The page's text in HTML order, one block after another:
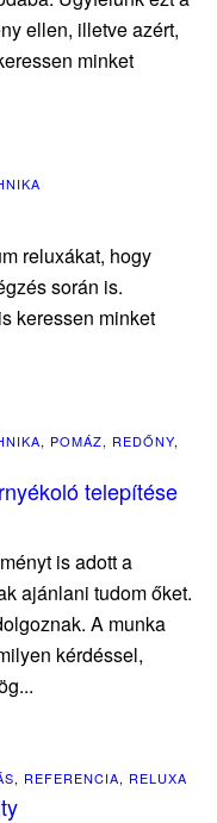
ellen, illetve azért,
minket
reluxákat, hogy
során is.
keressen minket
, POMÁZ, REDŐNY,
telepítése
is adott a
ajánlani tudom őket.
A munka
kérdéssel,
, REFERENCIA, RELUXA